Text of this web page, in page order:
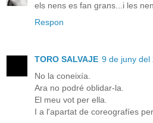
els nens es fan grans...i les
Respon
TORO SALVAJE 9 de juny del
No la coneixía.
Ara no podré oblidar-la.
El meu vot per ella.
I a l'apartat de coreografíes